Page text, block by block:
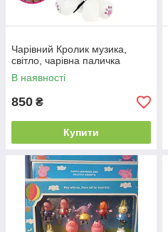
Чарівний Кролик музика,
світло, чарівна паличка
В наявності
850 ₴
Купити